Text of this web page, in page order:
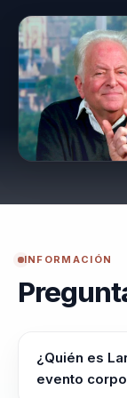
INFORMACIÓN
¿Quién es
evento